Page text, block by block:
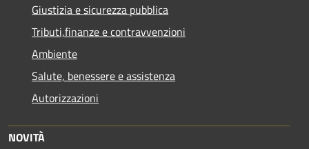
Giustizia e sicurezza pubblica
Tributi,finanze e contravvenzioni
Ambiente
Salute, benessere e assistenza
Autorizzazioni
NOVITÀ